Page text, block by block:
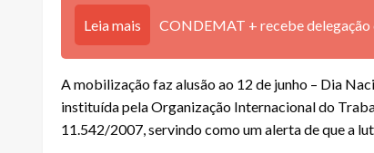
Leia mais CONDEMAT + recebe delegação
A mobilização faz alusão ao 12 de junho – Dia
instituída pela Organização Internacional do
11.542/2007, servindo como um alerta de que a